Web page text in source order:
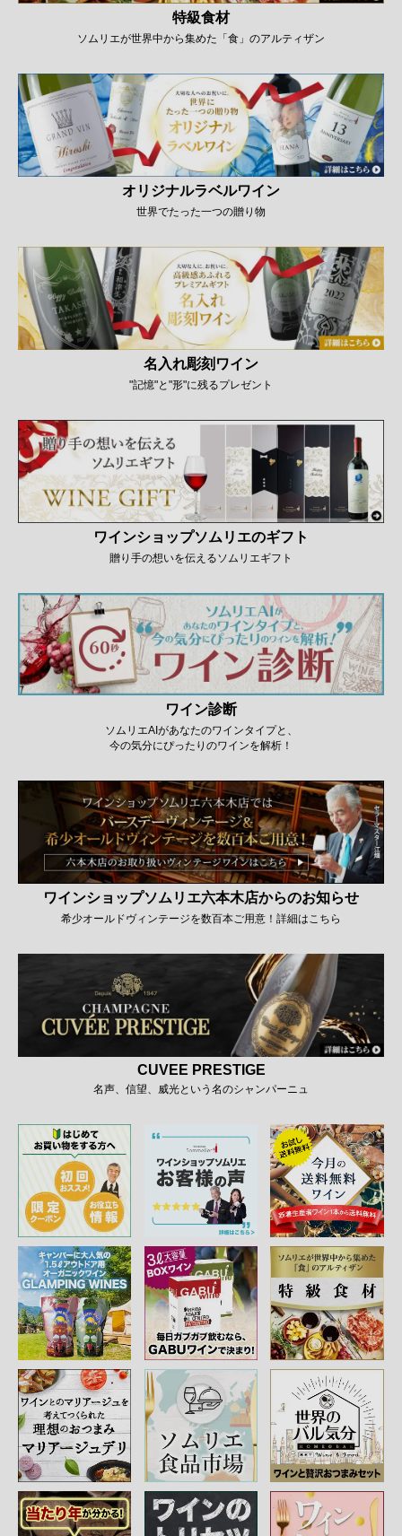
特級食材
ソムリエが世界中から集めた「食」のアルティザン
オリジナルラベルワイン
世界でたった一つの贈り物
名入れ彫刻ワイン
"記憶"と"形"に残るプレゼント
ワインショップソムリエのギフト
贈り手の想いを伝えるソムリエギフト
ワイン診断
ソムリエAIがあなたのワインタイプと、
今の気分にぴったりのワインを解析！
ワインショップソムリエ六本木店からのお知らせ
希少オールドヴィンテージを数百本ご用意！詳細はこちら
CUVEE PRESTIGE
名声、信望、威光という名のシャンパーニュ